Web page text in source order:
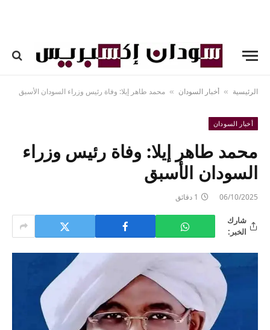
الرئيسية » أخبار السودان » محمد طاهر إيلا: وفاة رئيس وزراء السودان الأسبق
أخبار السودان
محمد طاهر إيلا: وفاة رئيس وزراء
السودان الأسبق
06/10/2025 1 دقائق
شارك
الخبر: